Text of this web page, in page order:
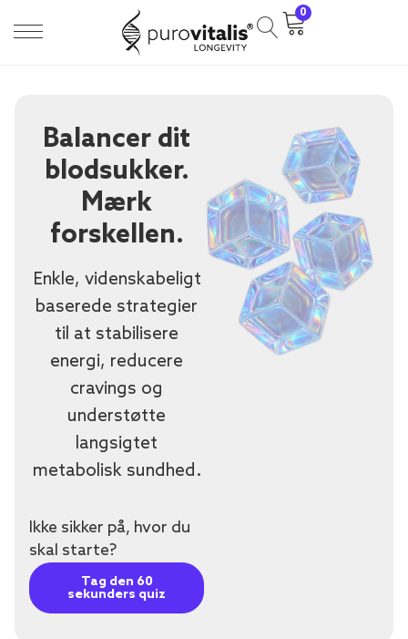
0
Balancer dit
blodsukker.
Mærk
forskellen.
Enkle, videnskabeligt
baserede strategier
til at stabilisere
energi, reducere
cravings og
understøtte
langsigtet
metabolisk sundhed.
Ikke sikker på, hvor du
skal starte?
Tag den 60
sekunders quiz